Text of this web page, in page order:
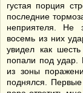
густая порция
последние
неприятеля. Не
восемь из них
увидел как
попали под удар.
из зоны
поднялся.